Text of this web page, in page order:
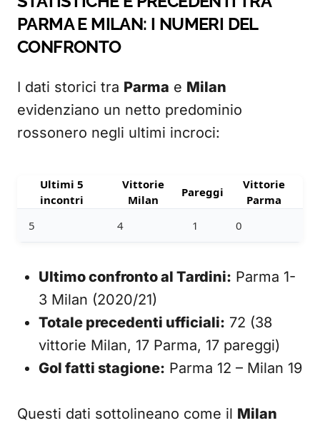
PARMA E MILAN: I NUMERI DEL
CONFRONTO
I dati storici tra Parma e Milan
evidenziano un netto predominio
rossonero negli ultimi incroci:
Ultimi 5
incontri
Vittorie
Milan
Pareggi
Vittorie
Parma
5
4 1 0
Ultimo confronto al Tardini: Parma 1-
3 Milan (2020/21)
Totale precedenti ufficiali: 72 (38
vittorie Milan, 17 Parma, 17 pareggi)
Gol fatti stagione: Parma 12 – Milan 19
Questi dati sottolineano come il Milan